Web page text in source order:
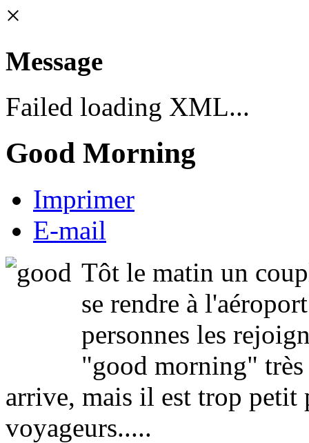
×
Message
Failed loading XML...
Good Morning
Imprimer
E-mail
Tôt le matin un
se rendre à
personnes les
"good morning"
arrive, mais il est trop petit
voyageurs.....